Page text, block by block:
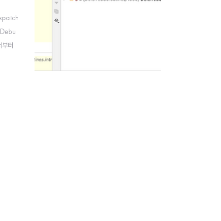
터